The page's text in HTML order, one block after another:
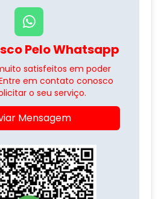
Pelo Whatsapp
satisfeitos em poder
em contato conosco
o seu serviço.
Mensagem